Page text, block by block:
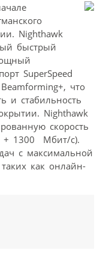
Nighthawk
быстрый
SuperSpeed
что
и стабильность
Nighthawk
скорость
+ 1300 Мбит/с).
с максимальной
как онлайн-